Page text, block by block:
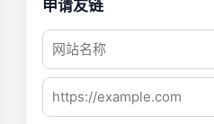
申请友链